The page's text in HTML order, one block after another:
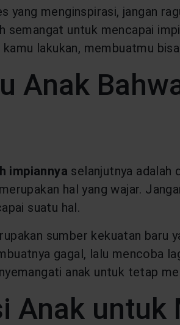
yang menginspirasi, jangan
semangat untuk mencapai
lakukan, membuatmu
impiannya selanjutnya adalah
hal yang wajar.
suatu hal.
sumber kekuatan baru
gagal, lalu mencoba
anak untuk tetap
untuk